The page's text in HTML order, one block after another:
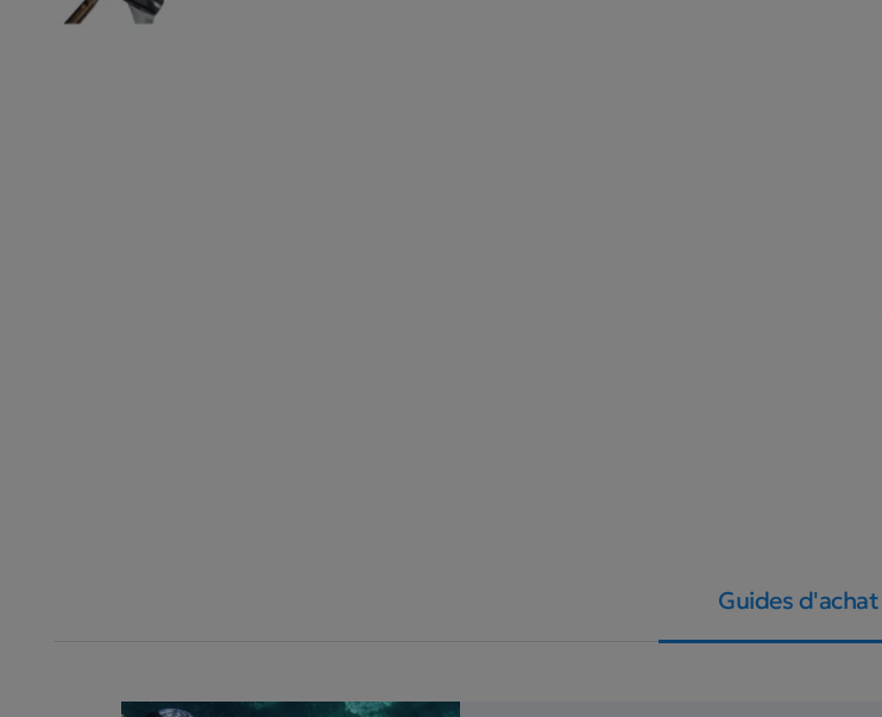
Guides d'achat